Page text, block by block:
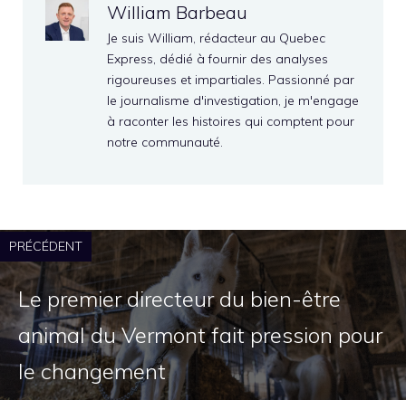
William Barbeau
Je suis William, rédacteur au Quebec
Express, dédié à fournir des analyses
rigoureuses et impartiales. Passionné par
le journalisme d'investigation, je m'engage
à raconter les histoires qui comptent pour
notre communauté.
PRÉCÉDENT
Le premier directeur du bien-être
animal du Vermont fait pression pour
le changement